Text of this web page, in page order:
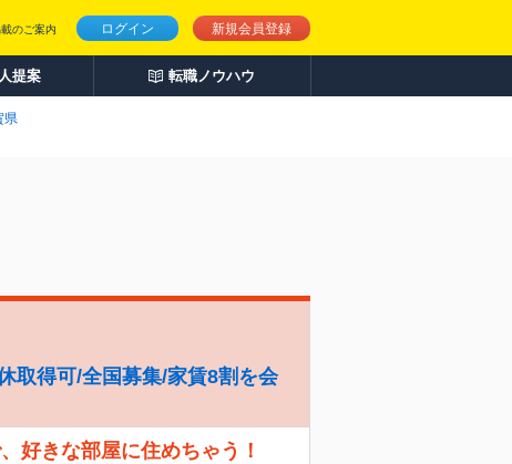
ログイン 新規会員登録
のご案内
提案 転職ノウハウ
県
取得可/全国募集/家賃8割を会
好きな部屋に住めちゃう！